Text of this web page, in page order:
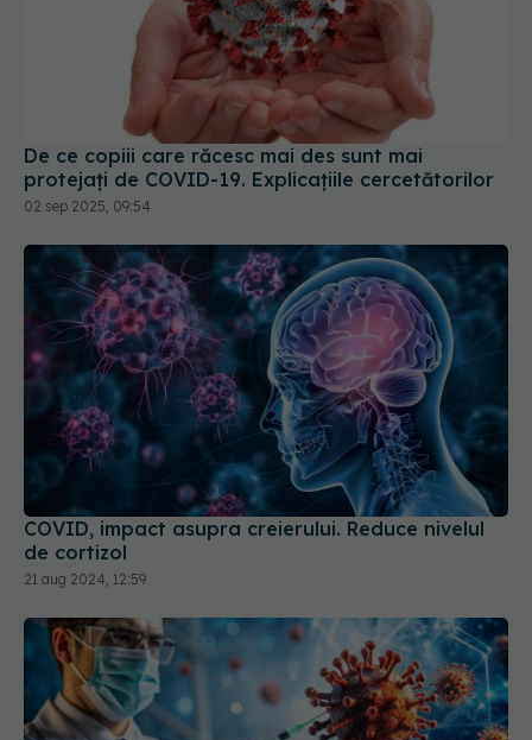
De ce copiii care răcesc mai des sunt mai
protejați de COVID-19. Explicațiile cercetătorilor
02 sep 2025, 09:54
COVID, impact asupra creierului. Reduce nivelul
de cortizol
21 aug 2024, 12:59